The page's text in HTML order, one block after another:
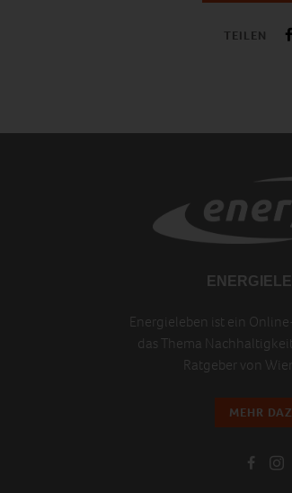
TEILEN
Energieleben ist ein
das Thema
Ratgeber von
MEHR